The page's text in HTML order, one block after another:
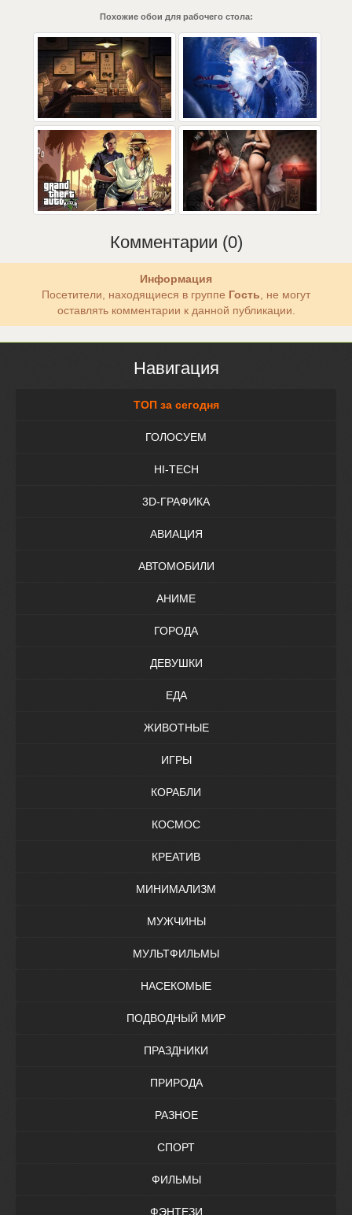
Похожие обои для рабочего стола:
Комментарии (0)
Информация
Посетители, находящиеся в группе Гость , не могут
оставлять комментарии к данной публикации.
Навигация
ТОП за сегодня
ГОЛОСУЕМ
HI-TECH
3D-ГРАФИКА
АВИАЦИЯ
АВТОМОБИЛИ
АНИМЕ
ГОРОДА
ДЕВУШКИ
ЕДА
ЖИВОТНЫЕ
ИГРЫ
КОРАБЛИ
КОСМОС
КРЕАТИВ
МИНИМАЛИЗМ
МУЖЧИНЫ
МУЛЬТФИЛЬМЫ
НАСЕКОМЫЕ
ПОДВОДНЫЙ МИР
ПРАЗДНИКИ
ПРИРОДА
РАЗНОЕ
СПОРТ
ФИЛЬМЫ
ФЭНТЕЗИ